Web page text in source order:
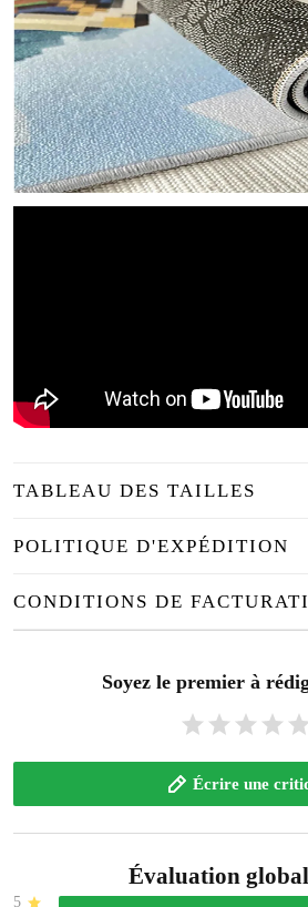
TABLEAU DES TAILLES
POLITIQUE D'EXPÉDITION
CONDITIONS DE
Soyez le premier à
Écrire une
Évaluation
5